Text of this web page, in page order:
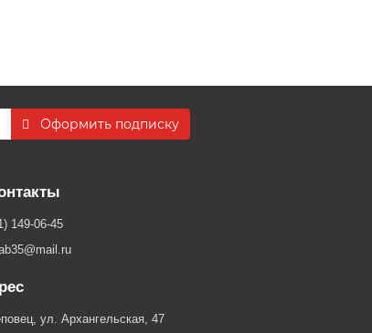
Оформить подписку
149-06-45
ул. Архангельская, 47